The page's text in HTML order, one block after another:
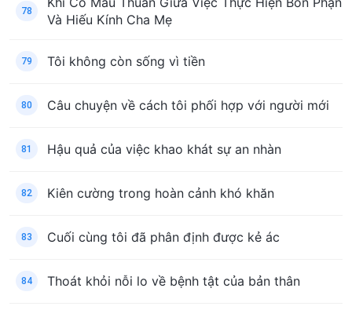
78
Và Hiếu Kính Cha Mẹ
79 Tôi không còn sống vì tiền
80 Câu chuyện về cách tôi phối hợp với người mới
81 Hậu quả của việc khao khát sự an nhàn
82 Kiên cường trong hoàn cảnh khó khăn
83 Cuối cùng tôi đã phân định được kẻ ác
84 Thoát khỏi nỗi lo về bệnh tật của bản thân